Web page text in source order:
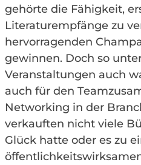
gehörte die Fähigkeit,
Literaturempfänge zu
hervorragenden
gewinnen. Doch so
Veranstaltungen auch
auch für den
Networking in der
verkauften nicht viele
Glück hatte oder es zu